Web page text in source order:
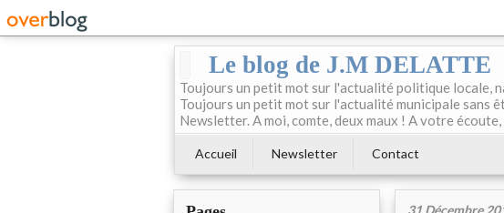
Le blog de J.M DELATTE
Toujours un petit mot sur l'actualité politique locale,
Toujours un petit mot sur l'actualité municipale sans
Newsletter. A moi, comte, deux maux ! A votre
Accueil Newsletter Contact
31 Décembre